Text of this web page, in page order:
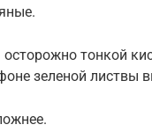
тонкой
зеленой листвы